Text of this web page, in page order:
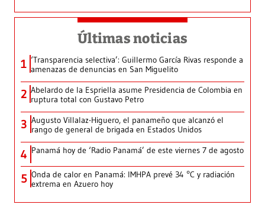
Últimas noticias
1 ‘Transparencia selectiva’: Guillermo García Rivas responde a
amenazas de denuncias en San Miguelito
2 Abelardo de la Espriella asume Presidencia de Colombia en
ruptura total con Gustavo Petro
3 Augusto Villalaz-Higuero, el panameño que alcanzó el
rango de general de brigada en Estados Unidos
4 Panamá hoy de ‘Radio Panamá’ de este viernes 7 de agosto
5 Onda de calor en Panamá: IMHPA prevé 34 °C y radiación
extrema en Azuero hoy